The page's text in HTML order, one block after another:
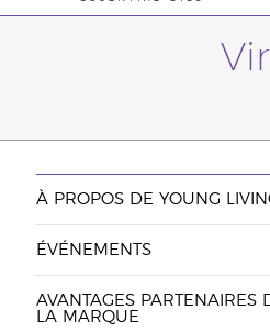
À PROPOS DE YOUNG
ÉVÉNEMENTS
AVANTAGES PARTENAIRES
LA MARQUE